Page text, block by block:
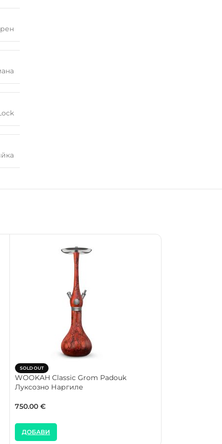
SOLD OUT
WOOKAH Classic Grom Padouk
Луксозно Наргиле
750.00 €
ДОБАВИ